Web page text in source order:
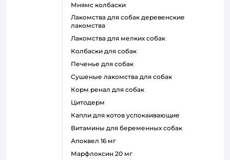
мнямс колбаски
лакомства для собак деревенские
лакомства
лакомства для мелких собак
колбаски для собак
печенье для собак
сушеные лакомства для собак
корм ренал для собак
цитодерм
капли для котов успокаивающие
витамины для беременных собак
апоквел 16 мг
марфлоксин 20 мг